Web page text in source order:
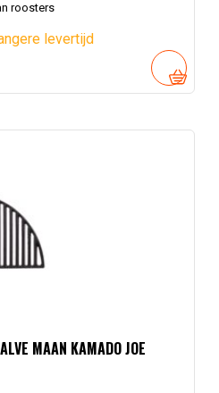
roosters
levertijd
MAAN KAMADO JOE